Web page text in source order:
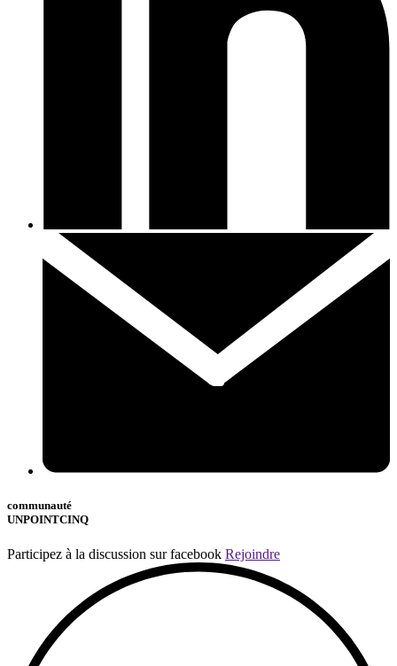
communauté
UNPOINTCINQ
Participez à la discussion sur facebook Rejoindre